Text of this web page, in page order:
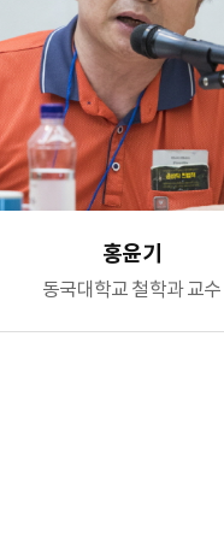
홍윤기
동국대학교 철학과 교수